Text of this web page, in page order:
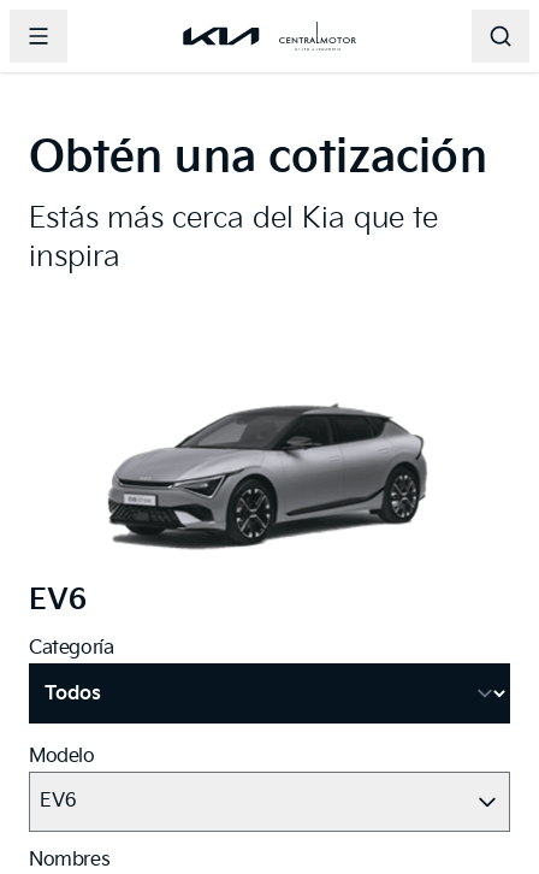
Abrir menu principalPágina principal de Central Motor
Página principal de Central
Nombres
Obtén una cotización
Estás más cerca del Kia que te
inspira
EV6
Categoría
Modelo
EV6